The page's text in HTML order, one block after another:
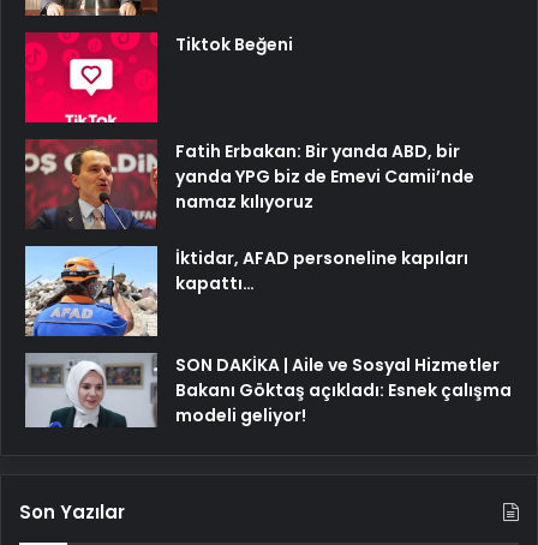
Tiktok Beğeni
Fatih Erbakan: Bir yanda ABD, bir
yanda YPG biz de Emevi Camii’nde
namaz kılıyoruz
İktidar, AFAD personeline kapıları
kapattı…
SON DAKİKA | Aile ve Sosyal Hizmetler
Bakanı Göktaş açıkladı: Esnek çalışma
modeli geliyor!
Son Yazılar